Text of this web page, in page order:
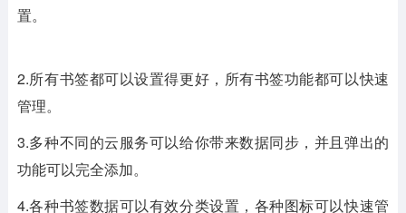
置。
2.所有书签都可以设置得更好，所有书签功能都可以快速
管理。
3.多种不同的云服务可以给你带来数据同步，并且弹出的
功能可以完全添加。
4.各种书签数据可以有效分类设置，各种图标可以快速管